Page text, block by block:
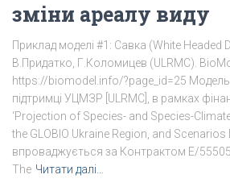
зміни ареалу виду
Приклад моделі #1: Савка (White Headed
В.Придатко, Г.Коломицев (ULRMC).
https://biomodel.info/?page_id=25
підтримці УЦМЗР [ULRMC], в рамках
‘Projection of Species- and Species-
the GLOBIO Ukraine Region, and Scenarios
впроваджується за Контрактом Е/
The Читати далі…